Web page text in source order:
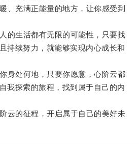
充满正能量的地方，让你感受到
生活都有无限的可能性，只要找
持续努力，就能够实现内心成长和
处何地，只要你愿意，心阶云都
我探索的旅程，找到属于自己的内
的征程，开启属于自己的美好未